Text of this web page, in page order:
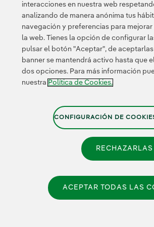
Innovación
colaborativa
Next Generation EU
Ciberseguridad en
España
Smart Grids
Innovation Hub
Política de Privacidad|Información
Canal de Denuncias
interacciones en nuestra web
analizando de manera anónima tus
navegación y preferencias para
la web. Tienes la opción de configurar
pulsar el botón "Aceptar", de
banner se mantendrá activo hasta que
dos opciones. Para más información
nuestra Política de Cookies.
CONFIGURACIÓN DE
ACEPTAR TODAS LAS